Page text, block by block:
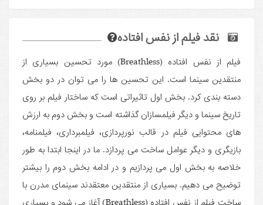
نقد فیلم از نفس افتاده
فیلم از نفس افتاده (Breathless) مورد تحسین بسیاری از
منتقدین سینما است. این تحسین ها را می توان در دو بخش
دسته بندی کرد. بخش اول تاثیراتی است که ساختار فیلم بر روی
تاریخ سینما و دیگر فیلمسازان گذاشته است و بخش دوم به ارزش
های محتوایی فیلم در قالب نورپردازی، فیلمبرداری، فیلمنامه،
بازیگری و دیگر عوامل ساخت می پردازد. ما در اینجا ابتدا به طور
خلاصه به بخش اول می پردازیم و در ادامه بخش دوم را بیشتر
توضیح می دهیم. بسیاری از منتقدین معتقدند سینمای مدرن با
ساخت فیلم از نفس افتاده (Breathless) آغاز می شود و بسیاری